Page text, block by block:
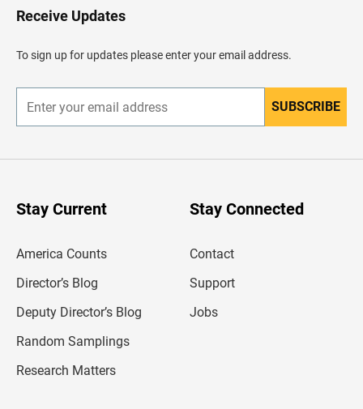
H
e
d
e
Receive Updates
To sign up for updates please enter your email address.
n
r
SUBSCRIBE
Stay Current
America Counts
Director’s Blog
Deputy Director’s Blog
Random Samplings
Research Matters
Stay Connected
Contact
Support
Jobs